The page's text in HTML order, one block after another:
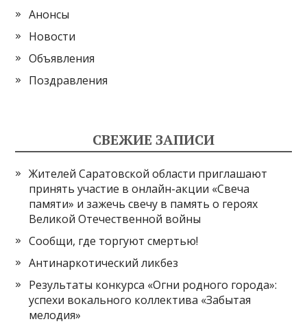
Анонсы
Новости
Объявления
Поздравления
СВЕЖИЕ ЗАПИСИ
Жителей Саратовской области приглашают
принять участие в онлайн-акции «Свеча
памяти» и зажечь свечу в память о героях
Великой Отечественной войны
Сообщи, где торгуют смертью!
Антинаркотический ликбез
Результаты конкурса «Огни родного города»:
успехи вокального коллектива «Забытая
мелодия»